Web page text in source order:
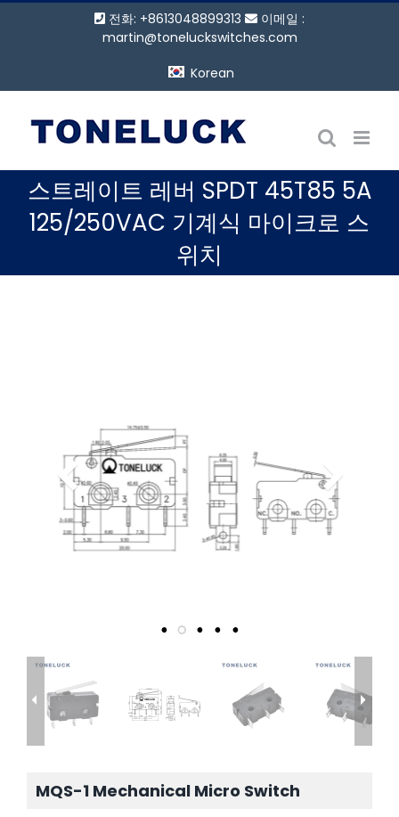
기
전화: +8613048899313
이메일 :
martin@toneluckswitches.com
Korean
스트레이트 레버 SPDT 45T85 5A
125/250VAC 기계식 마이크로 스
위치
MQS-1 Mechanical Micro Switch